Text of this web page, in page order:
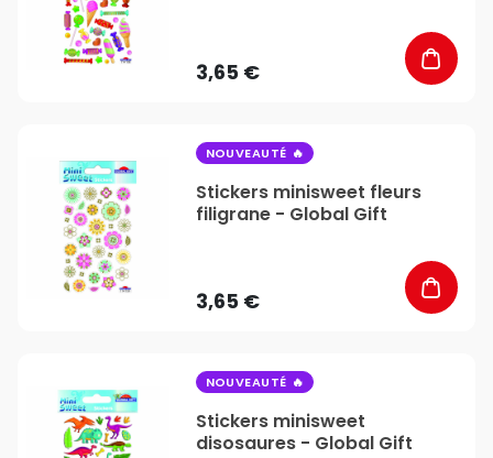
3,65 €
NOUVEAUTÉ
Stickers minisweet fleurs
filigrane - Global Gift
3,65 €
NOUVEAUTÉ
Stickers minisweet
disosaures - Global Gift